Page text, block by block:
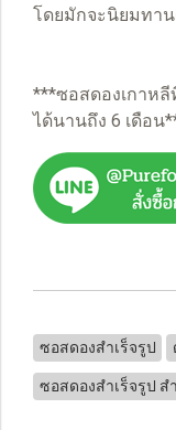
โดยมักจะนิยมทา
***ซอสดองเกาห
ได้นานถึง 6 เดือน
ซอสดองสำเร็จรูป
ซอสดองสำเร็จรูป ส